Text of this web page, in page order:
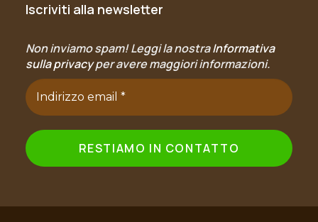
Iscriviti alla newsletter
Non inviamo spam! Leggi la nostraInformativa
sulla privacyper avere maggiori informazioni.